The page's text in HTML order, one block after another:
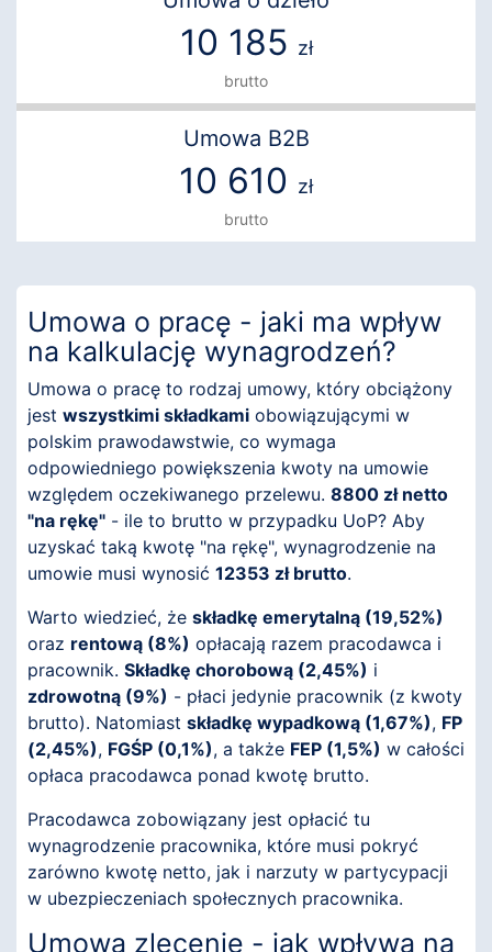
10 185 zł
brutto
Umowa B2B
10 610 zł
brutto
Umowa o pracę - jaki ma wpływ
na kalkulację wynagrodzeń?
Umowa o pracę to rodzaj umowy, który obciążony
jest wszystkimi składkami obowiązującymi w
polskim prawodawstwie, co wymaga
odpowiedniego powiększenia kwoty na umowie
względem oczekiwanego przelewu. 8800 zł netto
"na rękę" - ile to brutto w przypadku UoP? Aby
uzyskać taką kwotę "na rękę", wynagrodzenie na
umowie musi wynosić 12353 zł brutto.
Warto wiedzieć, że składkę emerytalną (19,52%)
oraz rentową (8%) opłacają razem pracodawca i
pracownik. Składkę chorobową (2,45%) i
zdrowotną (9%) - płaci jedynie pracownik (z kwoty
brutto). Natomiast składkę wypadkową (1,67%), FP
(2,45%), FGŚP (0,1%), a także FEP (1,5%) w całości
opłaca pracodawca ponad kwotę brutto.
Pracodawca zobowiązany jest opłacić tu
wynagrodzenie pracownika, które musi pokryć
zarówno kwotę netto, jak i narzuty w partycypacji
w ubezpieczeniach społecznych pracownika.
Umowa zlecenie - jak wpływa na